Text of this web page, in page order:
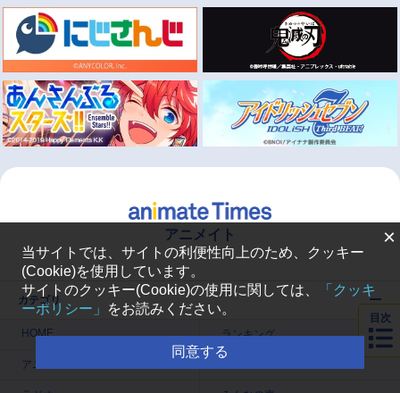
アニメイト
カテゴリ
HOME ランキング
アニメ
目次
×
当サイトでは、サイトの利便性向上のため、クッキー
(Cookie)を使用しています。
サイトのクッキー(Cookie)の使用に関しては、
「クッキ
ーポリシー」
をお読みください。
同意する